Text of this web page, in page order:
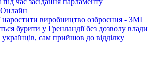
час засідання парламенту
Онлайн
наростити виробництво озброєння - ЗМІ
бурити у Гренландії без дозволу влади
сам прийшов до відділку